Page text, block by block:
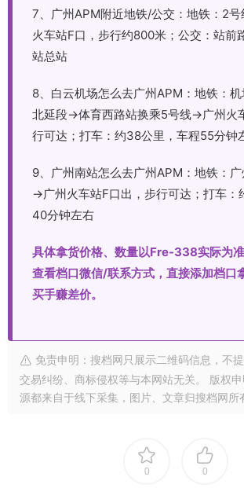
7、广州APM附近地铁/公交：地铁：2
火车站F口，步行约800米；公交：站前
站总站
8、白云机场怎么去广州APM：地铁：
北延段→体育西路站换乘5号线→广州火
行可达；打车：约38公里，车程55分钟
9、广州南站怎么去广州APM：地铁：
→广州火车站F口出，步行可达；打车：
40分钟左右
具体拿货价格、数量以Fre-338实际为
查看档口微信/联系方式，直接添加档口
买手赚差价。
免责申明：搜档网只展示二维码信息，不提
交易纠纷、商标侵权等与本网站无关。 版权
源都来自于线下采集，图片、文章归搜档网所
0 0